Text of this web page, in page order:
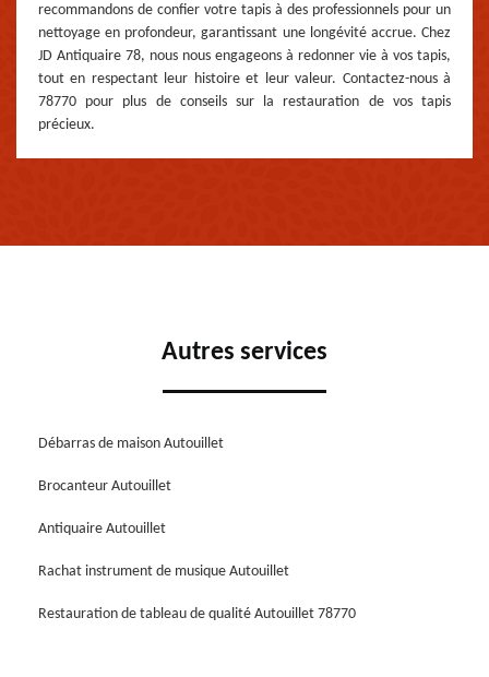
recommandons de confier votre tapis à des professionnels pour un
nettoyage en profondeur, garantissant une longévité accrue. Chez
JD Antiquaire 78, nous nous engageons à redonner vie à vos tapis,
tout en respectant leur histoire et leur valeur. Contactez-nous à
78770 pour plus de conseils sur la restauration de vos tapis
précieux.
Autres services
Débarras de maison Autouillet
Brocanteur Autouillet
Antiquaire Autouillet
Rachat instrument de musique Autouillet
Restauration de tableau de qualité Autouillet 78770